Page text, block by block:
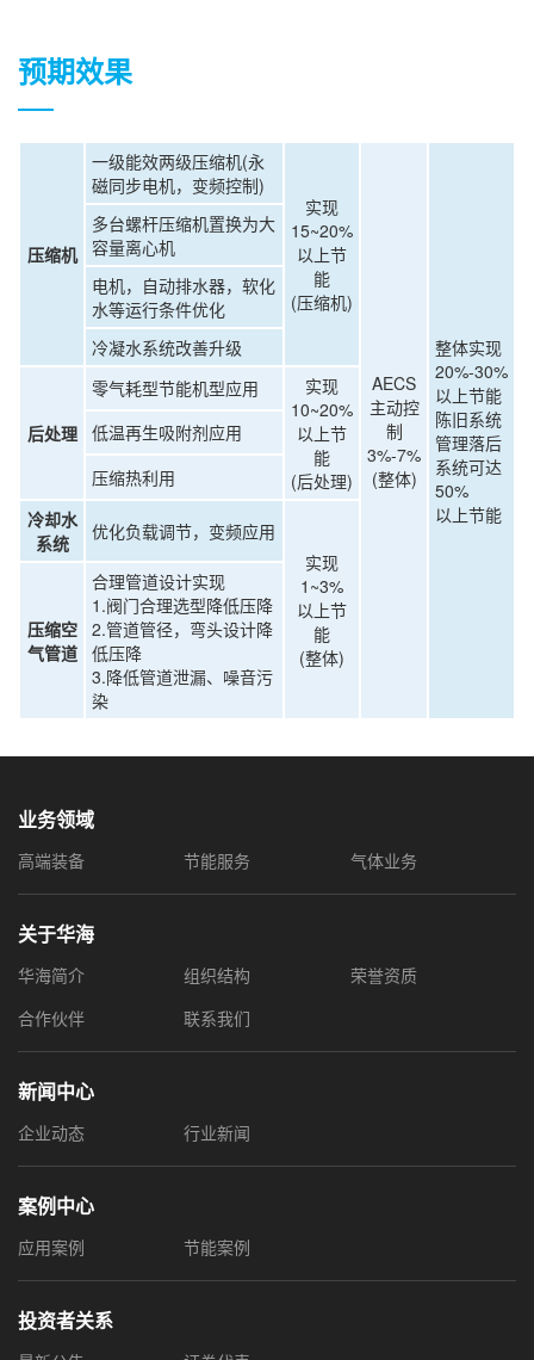
预期效果
压缩机
一级能效两级压缩机(永
磁同步电机，变频控制)
实现
15~20%
以上节
能
(压缩机)
AECS
主动控
制
3%-7%
(整体)
整体实现
20%-30%
以上节能
陈旧系统
管理落后
系统可达
50%
以上节能
多台螺杆压缩机置换为大
容量离心机
电机，自动排水器，软化
水等运行条件优化
冷凝水系统改善升级
后处理
零气耗型节能机型应用
实现
10~20%
以上节
能
(后处理)
低温再生吸附剂应用
压缩热利用
冷却水
系统
优化负载调节，变频应用
实现
1~3%
以上节
能
(整体)
压缩空
气管道
合理管道设计实现
1.阀门合理选型降低压降
2.管道管径，弯头设计降
低压降
3.降低管道泄漏、噪音污
染
业务领域
高端装备 节能服务 气体业务
关于华海
华海简介 组织结构
荣誉资质
合作伙伴
联系我们
新闻中心
企业动态 行业新闻
案例中心
应用案例 节能案例
投资者关系